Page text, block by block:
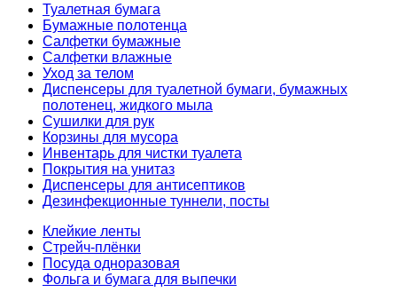
Туалетная бумага
Бумажные полотенца
Салфетки бумажные
Салфетки влажные
Уход за телом
Диспенсеры для туалетной бумаги, бумажных
полотенец, жидкого мыла
Сушилки для рук
Корзины для мусора
Инвентарь для чистки туалета
Покрытия на унитаз
Диспенсеры для антисептиков
Дезинфекционные туннели, посты
Клейкие ленты
Стрейч-плёнки
Посуда одноразовая
Фольга и бумага для выпечки